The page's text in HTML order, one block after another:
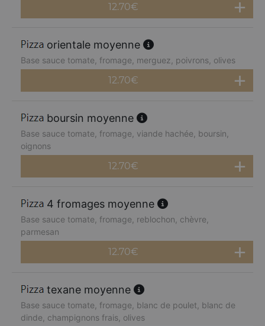
12.70€
orientale moyenne
Base sauce tomate, fromage, merguez, poivrons, olives
12.70€
boursin moyenne
Base sauce tomate, fromage, viande hachée, boursin,
oignons
12.70€
4 fromages moyenne
Base sauce tomate, fromage, reblochon, chèvre,
parmesan
12.70€
texane moyenne
Base sauce tomate, fromage, blanc de poulet, blanc de
dinde, champignons frais, olives